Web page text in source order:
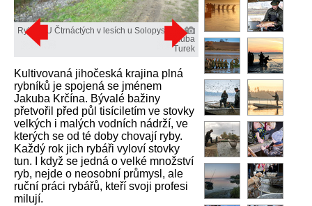
Rybník U Čtrnáctých v lesích u Solopysk.
Kuba
Turek
Kultivovaná jihočeská krajina plná
rybníků je spojená se jménem
Jakuba Krčína. Bývalé bažiny
přetvořil před půl tisíciletím ve stovky
velkých i malých vodních nádrží, ve
kterých se od té doby chovají ryby.
Každý rok jich rybáři vyloví stovky
tun. I když se jedná o velké množství
ryb, nejde o neosobní průmysl, ale
ruční práci rybářů, kteří svoji profesi
milují.